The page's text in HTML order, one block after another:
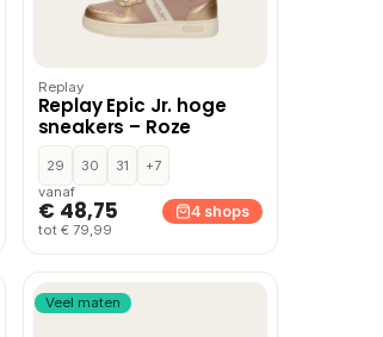
Replay
Replay Epic Jr. hoge
sneakers – Roze
29 30 31
+7
vanaf
€ 48,75
tot € 79,99
4 shops
Veel maten